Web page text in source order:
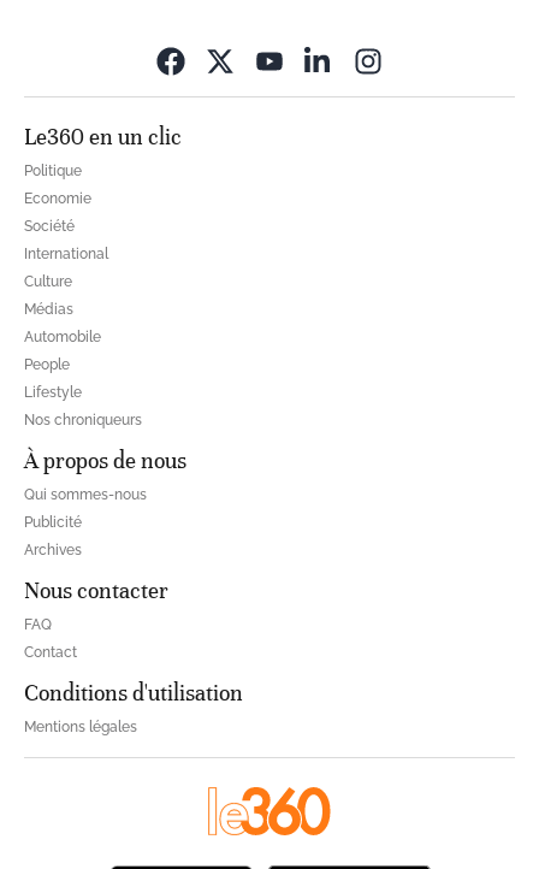
Le360 en un clic
Politique
Economie
Société
International
Culture
Médias
Automobile
People
Lifestyle
Nos chroniqueurs
À propos de nous
Qui sommes-nous
Publicité
Archives
Nous contacter
FAQ
Contact
Conditions d'utilisation
Mentions légales